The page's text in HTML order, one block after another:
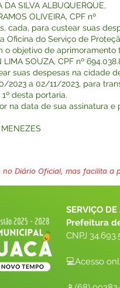
SILVA ALBUQUERQUE,
OLIVEIRA, CPF nº
cada, para custear suas
Oficina do Serviço de
o objetivo de aprimoramento
LIMA SOUZA, CPF nº
suas despesas na cidade
2023 a 02/11/2023, para
desta portaria.
na data de sua assinatura e
Diário Oficial, mas facilita a
SERVIÇO
Prefeitura
CNPJ
💻Acesso